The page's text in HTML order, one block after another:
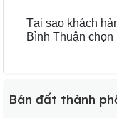
Tại sao khách
Bình Thuận
Bán đất thành